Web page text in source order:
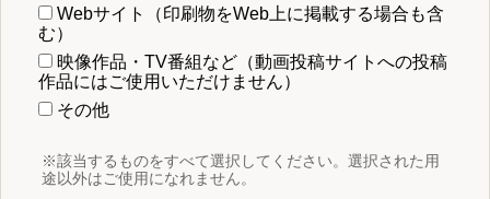
Webサイト（印刷物をWeb上に掲載する場合も含
む）
映像作品・TV番組など（動画投稿サイトへの投稿
作品にはご使用いただけません）
その他
※該当するものをすべて選択してください。選択された用
途以外はご使用になれません。